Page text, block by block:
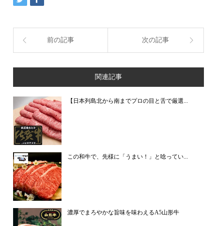
前の記事 次の記事
関連記事
【日本列島北から南までプロの目と舌で厳選...
この和牛で、先様に「うまい！」と唸ってい...
濃厚でまろやかな旨味を味わえるA5山形牛